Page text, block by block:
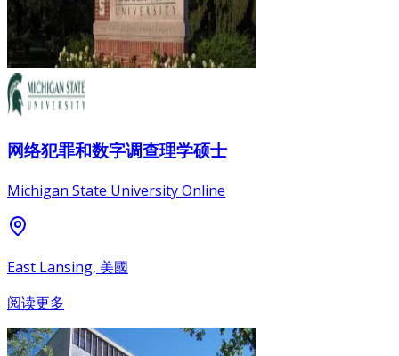
网络犯罪和数字调查理学硕士
Michigan State University Online
East Lansing, 美國
阅读更多